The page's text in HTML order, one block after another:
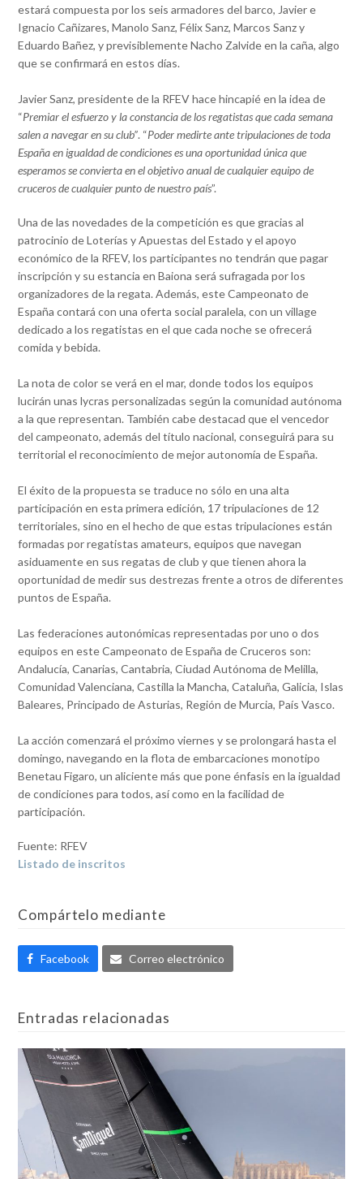
estará compuesta por los seis armadores del barco, Javier e
Ignacio Cañizares, Manolo Sanz, Félix Sanz, Marcos Sanz y
Eduardo Bañez, y previsiblemente Nacho Zalvide en la caña, algo
que se confirmará en estos días.
Javier Sanz, presidente de la RFEV hace hincapié en la idea de
“Premiar el esfuerzo y la constancia de los regatistas que cada semana
salen a navegar en su club”. “Poder medirte ante tripulaciones de toda
España en igualdad de condiciones es una oportunidad única que
esperamos se convierta en el objetivo anual de cualquier equipo de
cruceros de cualquier punto de nuestro país”.
Una de las novedades de la competición es que gracias al
patrocinio de Loterías y Apuestas del Estado y el apoyo
económico de la RFEV, los participantes no tendrán que pagar
inscripción y su estancia en Baiona será sufragada por los
organizadores de la regata. Además, este Campeonato de
España contará con una oferta social paralela, con un village
dedicado a los regatistas en el que cada noche se ofrecerá
comida y bebida.
La nota de color se verá en el mar, donde todos los equipos
lucirán unas lycras personalizadas según la comunidad autónoma
a la que representan. También cabe destacad que el vencedor
del campeonato, además del título nacional, conseguirá para su
territorial el reconocimiento de mejor autonomía de España.
El éxito de la propuesta se traduce no sólo en una alta
participación en esta primera edición, 17 tripulaciones de 12
territoriales, sino en el hecho de que estas tripulaciones están
formadas por regatistas amateurs, equipos que navegan
asiduamente en sus regatas de club y que tienen ahora la
oportunidad de medir sus destrezas frente a otros de diferentes
puntos de España.
Las federaciones autonómicas representadas por uno o dos
equipos en este Campeonato de España de Cruceros son:
Andalucía, Canarias, Cantabria, Ciudad Autónoma de Melilla,
Comunidad Valenciana, Castilla la Mancha, Cataluña, Galicia, Islas
Baleares, Principado de Asturias, Región de Murcia, País Vasco.
La acción comenzará el próximo viernes y se prolongará hasta el
domingo, navegando en la flota de embarcaciones monotipo
Benetau Figaro, un aliciente más que pone énfasis en la igualdad
de condiciones para todos, así como en la facilidad de
participación.
Fuente: RFEV
Listado de inscritos
Compártelo mediante
Facebook Correo electrónico
Entradas relacionadas